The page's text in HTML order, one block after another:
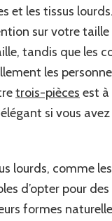
et les tissus
sur votre
tandis que les
les
trois-pièces est
si vous avez
lourds, comme
d’opter pour
formes